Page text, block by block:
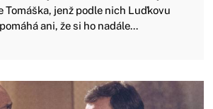
jenž podle nich Luďkovu
ani, že si ho nadále...